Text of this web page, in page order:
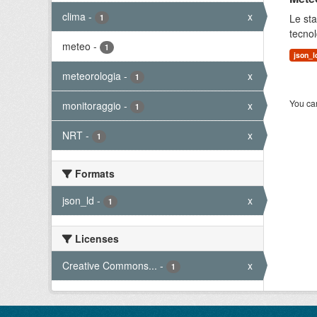
clima - 1 x
meteo - 1
meteorologia - 1 x
monitoraggio - 1 x
NRT - 1 x
Formats
json_ld - 1 x
Licenses
Creative Commons... - 1 x
Le
You